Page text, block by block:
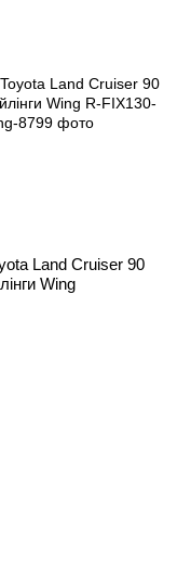
Land Cruiser 90
Wing